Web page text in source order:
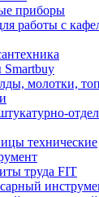
приборы
работы с
молотки,
технические
труда FIT